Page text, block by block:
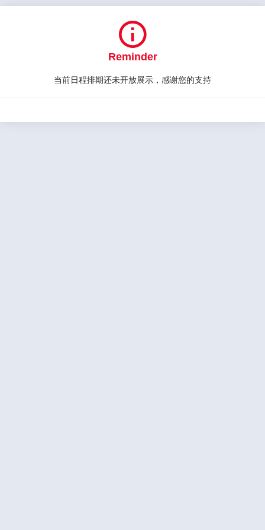

Reminder
当前日程排期还未开放展示，感谢您的支持